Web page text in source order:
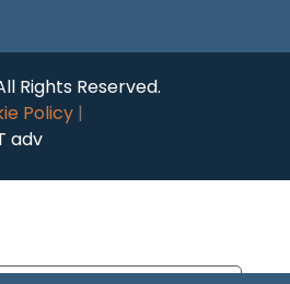
Rights Reserved.
Policy |
adv